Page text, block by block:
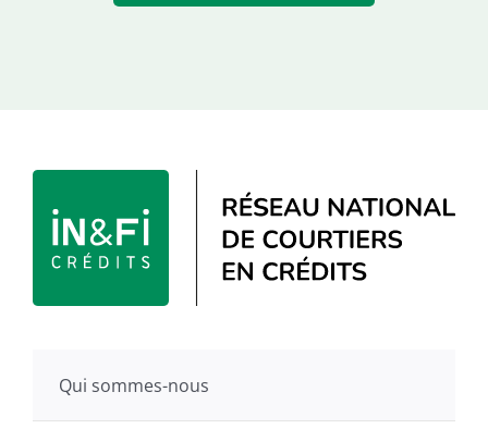
Qui sommes-nous